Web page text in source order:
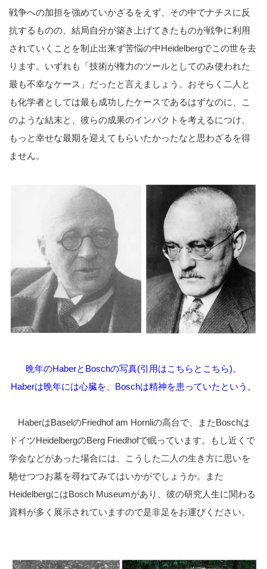
戦争への加担を強めていかざるをえず、その中でナチスに反
抗するものの、結局自分が築き上げてきたものが戦争に利用
されていくことを制止出来ず苦悩の中Heidelbergでこの世を去
ります。いずれも「技術が権力のツールとしてのみ使われた
最も不幸なケース」だったと言えましょう。おそらく二人と
も化学者としては最も成功したケースであるはずなのに、こ
のような結末と、彼らの成果のインパクトを考えるにつけ、
もっと幸せな最期を迎えてもらいたかったなと思わざるを得
ません。
晩年のHaberとBoschの写真(引用はこちら と こちら)。
Haberは晩年には心臓を、Boschは精神を患っていたという。
HaberはBaselのFriedhof am Hornliの高台で、またBoschは
ドイツHeidelbergのBerg Friedhofで眠っています。もし近くで
学会などがあった場合には、こうした二人の生き方に思いを
馳せつつお墓を尋ねてみてはいかがでしょうか。また
HeidelbergにはBosch Museumがあり、彼の研究人生に関わる
資料が多く展示されていますので是非足をお運びください。